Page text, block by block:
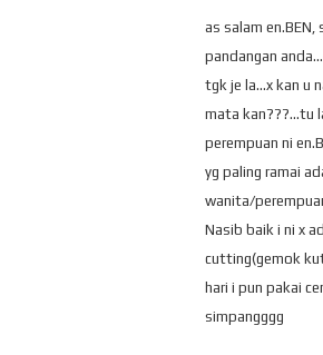
as salam en.BEN,
pandangan
tgk je la...x kan u
mata kan???...tu
perempuan ni
yg paling ramai
wanita/
Nasib baik i ni x
cutting(gemok
hari i pun pakai
simpangggg